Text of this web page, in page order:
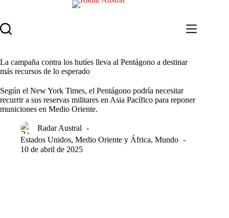
contenido
La campaña contra los hutíes lleva al Pentágono a destinar
más recursos de lo esperado
Según el New York Times, el Pentágono podría necesitar
recurrir a sus reservas militares en Asia Pacífico para reponer
municiones en Medio Oriente.
Radar Austral
Estados Unidos, Medio Oriente y África, Mundo
10 de abril de 2025